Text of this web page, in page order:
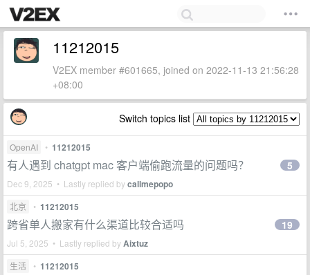
11212015
V2EX member #601665, joined on 2022-11-13 21:56:28
+08:00
Switch topics list
OpenAI • 11212015
有人遇到 chatgpt mac 客户端偷跑流量的问题吗？
Dec 9, 2025 • Lastly replied bycallmepopo
5
北京 • 11212015
跨省单人搬家有什么渠道比较合适吗
Jul 5, 2025 • Lastly replied byAixtuz
19
生活 • 11212015